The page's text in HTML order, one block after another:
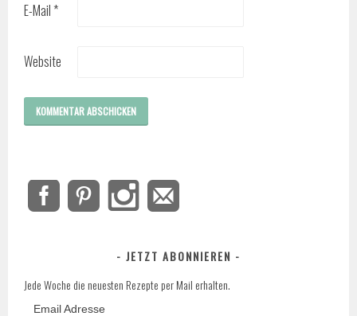
E-Mail *
Website
JETZT ABONNIEREN
Jede Woche die neuesten Rezepte per Mail erhalten.
Email Adresse